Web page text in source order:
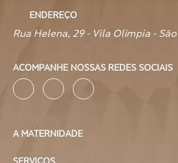
ENDEREÇO
Rua Helena, 29 - Vila Olímpia -
ACOMPANHE NOSSAS REDES SOCIAIS
A MATERNIDADE